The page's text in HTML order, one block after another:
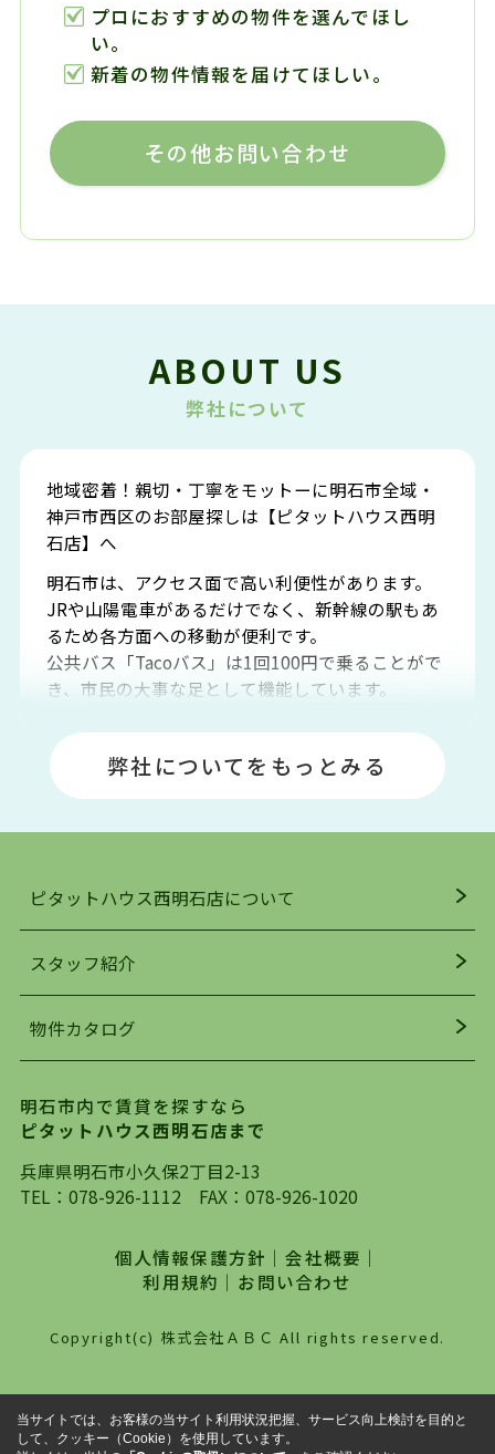
プロにおすすめの物件を選んでほし
い。
新着の物件情報を届けてほしい。
その他お問い合わせ
ABOUT US
弊社について
地域密着！親切・丁寧をモットーに明石市全域・
神戸市西区のお部屋探しは【ピタットハウス西明
石店】へ
明石市は、アクセス面で高い利便性があります。
JRや山陽電車があるだけでなく、新幹線の駅もあ
るため各方面への移動が便利です。
公共バス「Tacoバス」は1回100円で乗ることがで
き、市民の大事な足として機能しています。
場や釣りスポットが多くあります。JR「大久保
駅」周辺には、ビブレ・イオンをはじめとした買
い物施設も多くあり、買い物にも困りません。
明石駅・西明石駅を中心に、明石市・神戸市西区
でお部屋探している方は、ぜひ当ＨＰにて物件を
お探しになってください。弊社は、スタッフの平
を行っており地域最大級の情報取扱量を誇ってお
ります。店頭で限られた物件をご紹介する、従来
自身でインターネットを利用し、理想のお部屋を
探していただき、選択していただいた物件情報に
対して、専門知識を持ったスタッフがサポートさ
せていただくスタイルを心がけております。私た
は、一度だけでは終わらない、お客様との末長い
お付き合いです。初めての一人暮らしから、就
職・ご結婚・売買物件の購入、などなど一生涯に
わたる、良きアドバイザーとして、地域に密着し
た営業スタイルで様々なお役立ちができればと強
わせください。
弊社についてをもっとみる
ピタットハウス西明石店について
スタッフ紹介
物件カタログ
明石市内で賃貸を探すなら
ピタットハウス西明石店まで
兵庫県明石市小久保2丁目2-13
TEL： 078-926-1112 FAX：078-926-1020
個人情報保護方針 ｜会社概要 ｜
利用規約 ｜ お問い合わせ
Copyright(c) 株式会社ＡＢＣ All rights reserved.
当サイトでは、お客様の当サイト利用状況把握、サービス向上検討を目的と
して、クッキー（Cookie）を使用しています。